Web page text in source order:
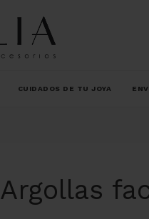
CUIDADOS DE TU JOYA
Argollas